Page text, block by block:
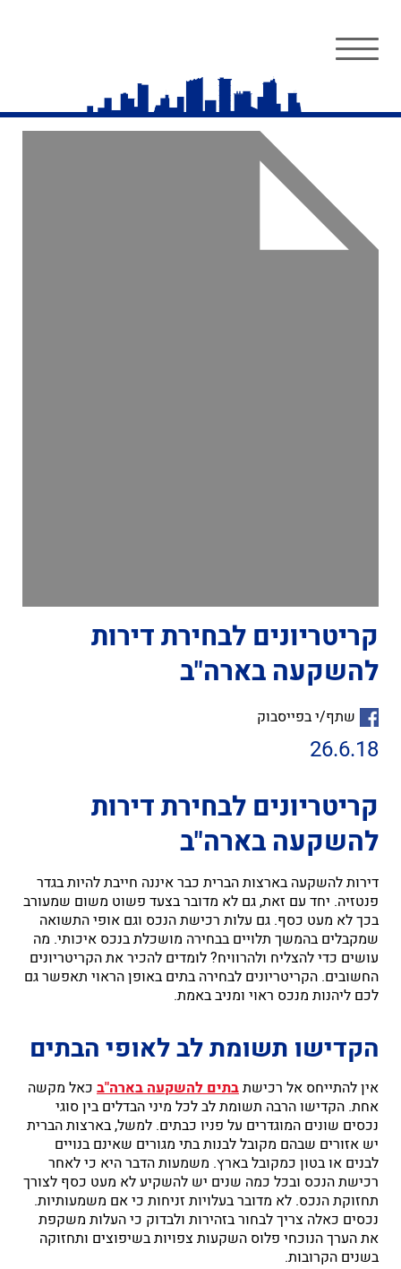
קריטריונים לבחירת דירות
להשקעה בארה"ב
שתף/י בפייסבוק
26.6.18
קריטריונים לבחירת דירות
להשקעה בארה"ב
דירות להשקעה בארצות הברית כבר איננה חייבת להיות בגדר
פנטזיה. יחד עם זאת, גם לא מדובר בצעד פשוט משום שמעורב
בכך לא מעט כסף. גם עלות רכישת הנכס וגם אופי התשואה
שמקבלים בהמשך תלויים בבחירה מושכלת בנכס איכותי. מה
עושים כדי להצליח ולהרוויח? לומדים להכיר את הקריטריונים
החשובים. הקריטריונים לבחירה בתים באופן הראוי תאפשר גם
לכם ליהנות מנכס ראוי ומניב באמת.
הקדישו תשומת לב לאופי הבתים
אין להתייחס אל רכישתבתים להשקעה בארה"ב כאל מקשה
אחת. הקדישו הרבה תשומת לב לכל מיני הבדלים בין סוגי
נכסים שונים המוגדרים על פניו כבתים. למשל, בארצות הברית
יש אזורים שבהם מקובל לבנות בתי מגורים שאינם בנויים
לבנים או בטון כמקובל בארץ. משמעות הדבר היא כי לאחר
רכישת הנכס ובכל כמה שנים יש להשקיע לא מעט כסף לצורך
תחזוקת הנכס. לא מדובר בעלויות זניחות כי אם משמעותיות.
נכסים כאלה צריך לבחור בזהירות ולבדוק כי העלות משקפת
את הערך הנוכחי פלוס השקעות צפויות בשיפוצים ותחזוקה
בשנים הקרובות.